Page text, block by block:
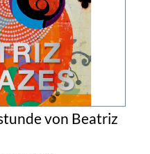
von Beatriz